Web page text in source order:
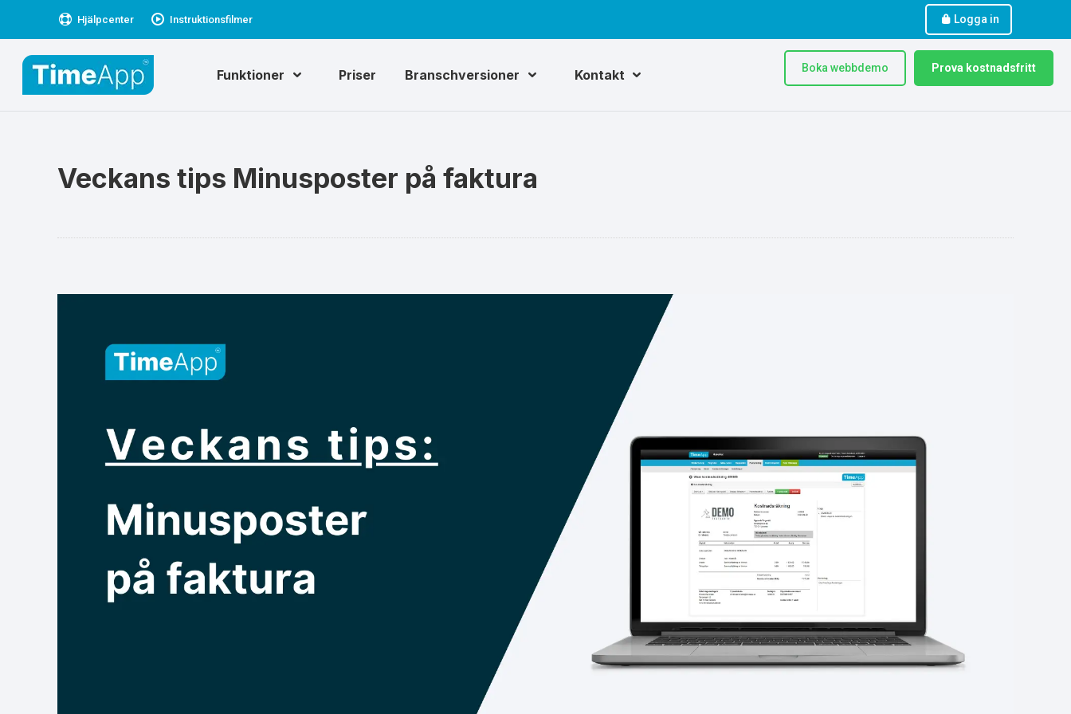
Hjälpcenter Instruktionsfilmer Logga in
Funktioner Priser Branschversioner Kontakt Boka webbdemo Prova kostnadsfritt
Veckans tips Minusposter på faktura